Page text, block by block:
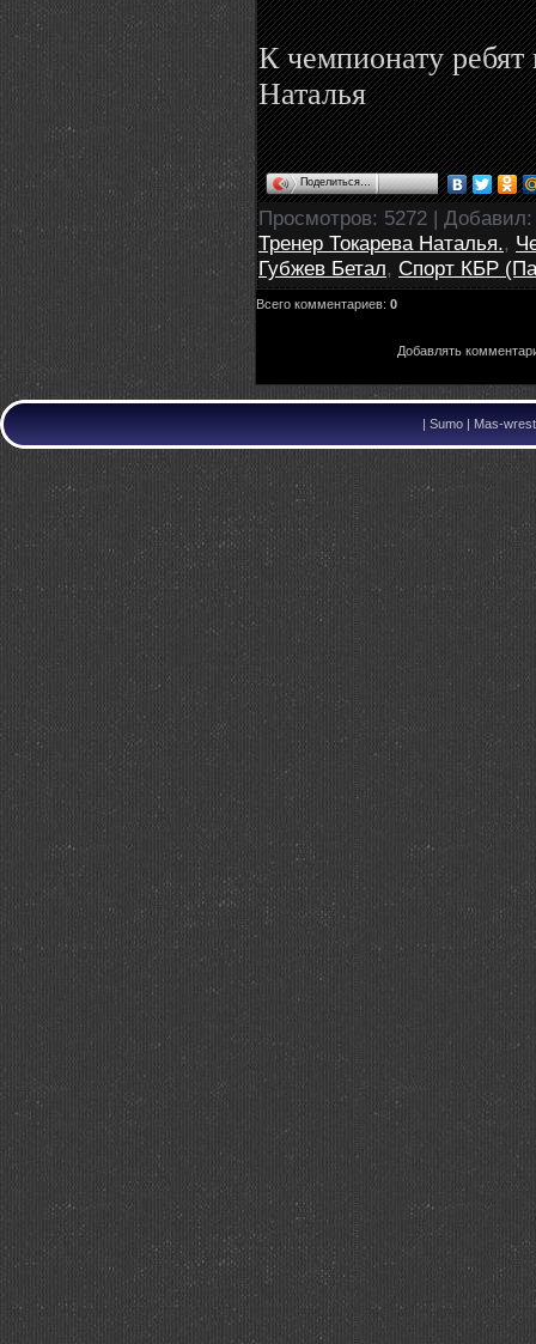
К чемпионату ребят
Наталья
Поделиться…
Просмотров: 5272 | Добавил
Тренер Токарева Наталья.,
Губжев Бетал, Спорт КБР
Всего комментариев: 0
Добавлять
| Sumo | Mas-